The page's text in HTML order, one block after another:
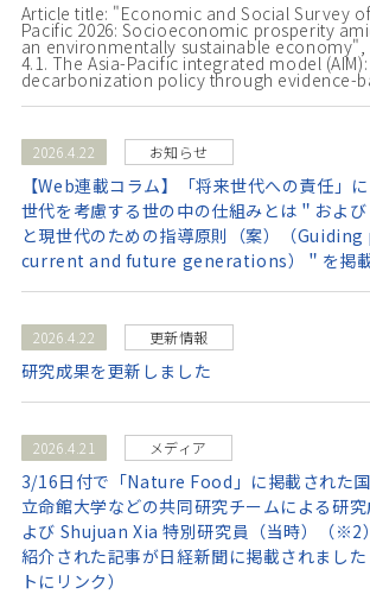
Article title: "Economic and Social Survey
Pacific 2026: Socioeconomic prosperity
an environmentally sustainable economy",
4.1. The Asia-Pacific integrated model
decarbonization policy through evidence-
2026.4.22 お知らせ
【Web連載コラム】「将来世代への責任」
世代を考慮する世の中の仕組みとは＂およ
と現世代のための指導原則（案）（
current and future generations）＂を掲
2026.4.22 更新情報
研究成果を更新しました
2026.4.21 メディア
3/16日付で「Nature Food」に掲載された国
立命館大学などの共同研究チームによる研
よび Shujuan Xia 特別研究員（当時）（※2
紹介された記事が日経新聞に掲載されまし
トにリンク）